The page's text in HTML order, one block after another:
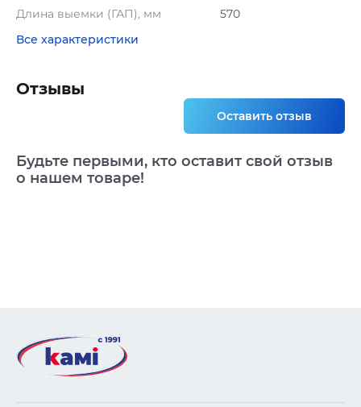
Длина выемки (ГАП), мм
570
Все характеристики
Отзывы
Оставить отзыв
Будьте первыми, кто оставит свой отзыв
о нашем товаре!